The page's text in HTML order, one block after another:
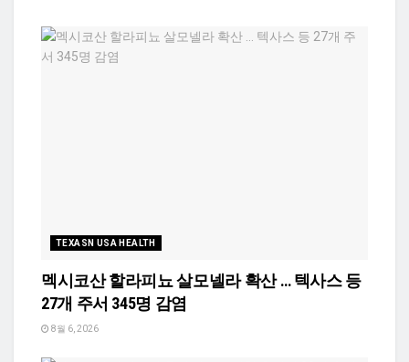
TEXASN USA HEALTH
멕시코산 할라피뇨 살모넬라 확산 … 텍사스 등
27개 주서 345명 감염
8월 6, 2026